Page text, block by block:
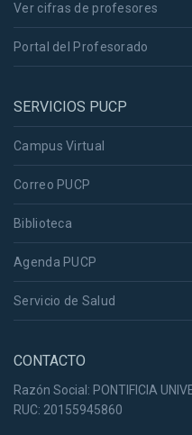
Ver cifras de profesores
Portal del Profesorado
SERVICIOS PUCP
Campus Virtual
Correo PUCP
Biblioteca
Agenda PUCP
Servicio de Salud
CONTACTO
Razón Social: PONTIFICIA
RUC: 20155945860